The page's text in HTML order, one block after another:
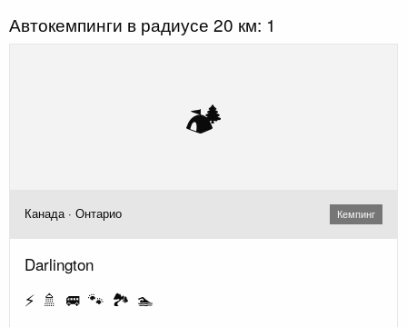
Автокемпинги в радиусе 20 км: 1
🏕️
Канада · Онтарио Кемпинг
Darlington
⚡ 🚿 🚐 🐾 🏞️ 🏊